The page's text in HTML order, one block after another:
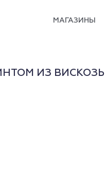
МАГАЗИНЫ
ИЗ ВИСКОЗЫ